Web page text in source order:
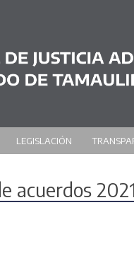
LEGISLACIÓN
acuerdos